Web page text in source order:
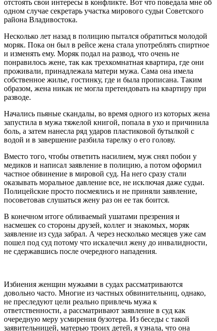
отстоять свои интересы в конфликте. Вот что поведала мне об
одном случае секретарь участка мирового судьи Советского
района Владивостока.
Несколько лет назад в полицию пытался обратиться молодой
моряк. Пока он был в рейсе жена стала употреблять спиртное
и изменять ему. Моряк подал на развод, что очень не
понравилось жене, так как трехкомнатная квартира, где они
проживали, принадлежала матери мужа. Сама она имела
собственное жилье, гостинку, где и была прописана. Таким
образом, жена никак не могла претендовать на квартиру при
разводе.
Начались пьяные скандалы, во время одного из которых жена
запустила в мужа тяжелой книгой, попала в ухо и причинила
боль, а затем нанесла ряд ударов пластиковой бутылкой с
водой и в завершение разбила тарелку о его голову.
Вместо того, чтобы ответить насилием, муж снял побои у
медиков и написал заявление в полицию, а потом оформил
частное обвинение в мировой суд. На него сразу стали
оказывать моральное давление все, не исключая даже судьи.
Полицейские просто посмеялись и не приняли заявление,
посоветовав слушаться жену раз он ее так боится.
В конечном итоге обливаемый ушатами презрения и
насмешек со стороны друзей, коллег и знакомых, моряк
заявление из суда забрал. А через несколько месяцев уже сам
пошел под суд потому что искалечил жену до инвалидности,
не сдержавшись после очередного нападения.
Избиения женщин мужьями в судах рассматриваются
довольно часто. Многие из частных обвинительниц, однако,
не преследуют цели реально привлечь мужа к
ответственности, а рассматривают заявление в суд как
очередную меру усмирения бузотера. Из беседы с такой
заявительницей, матерью троих детей, я узнала, что она